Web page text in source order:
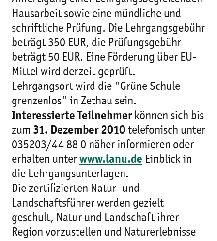
Hausarbeit sowie eine mündliche und
schriftliche Prüfung. Die Lehrgangsgebühr
beträgt 350 EUR, die Prüfungsgebühr
beträgt 50 EUR. Eine Förderung über EU-
Mittel wird derzeit geprüft.
Lehrgangsort wird die "Grüne Schule
grenzenlos" in Zethau sein.
Interessierte Teilnehmerkönnen sich bis
zum 31. Dezember 2010 telefonisch unter
035203/44 88 0 näher informieren oder
erhalten unter www.lanu.de Einblick in
die Lehrgangsunterlagen.
Die zertifizierten Natur- und
Landschaftsführer werden gezielt
geschult, Natur und Landschaft ihrer
Region vorzustellen und Naturerlebnisse